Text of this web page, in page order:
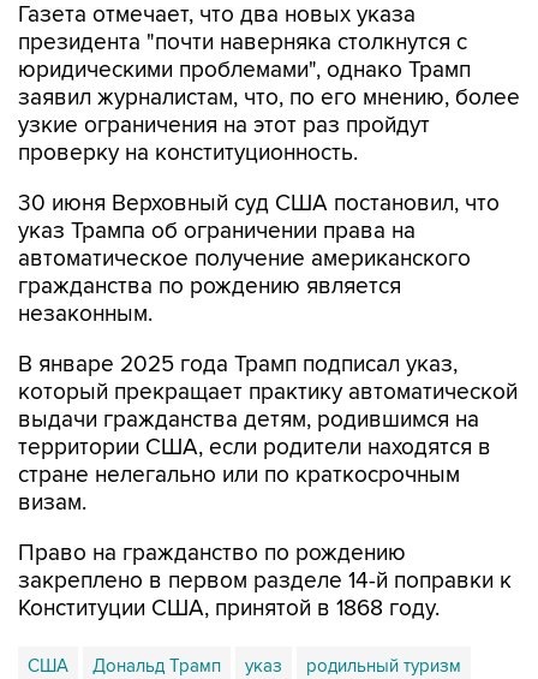
Газета отмечает, что два новых указа
президента "почти наверняка столкнутся с
юридическими проблемами", однако Трамп
заявил журналистам, что, по его мнению, более
узкие ограничения на этот раз пройдут
проверку на конституционность.
30 июня Верховный суд США постановил, что
указ Трампа об ограничении права на
автоматическое получение американского
гражданства по рождению является
незаконным.
В январе 2025 года Трамп подписал указ,
который прекращает практику автоматической
выдачи гражданства детям, родившимся на
территории США, если родители находятся в
стране нелегально или по краткосрочным
визам.
Право на гражданство по рождению
закреплено в первом разделе 14-й поправки к
Конституции США, принятой в 1868 году.
США Дональд Трамп указ родильный туризм